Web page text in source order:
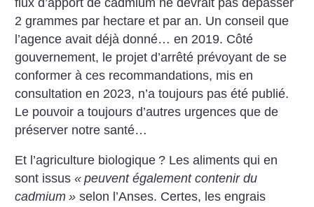
2 grammes par hectare et par an. Un conseil que
l’agence avait déjà donné… en 2019. Côté
gouvernement, le projet d’arrêté prévoyant de se
conformer à ces recommandations, mis en
consultation en 2023, n’a toujours pas été publié.
Le pouvoir a toujours d’autres urgences que de
préserver notre santé…
Et l’agriculture biologique ? Les aliments qui en
sont issus« peuvent également contenir du
cadmium » selon l’Anses. Certes, les engrais